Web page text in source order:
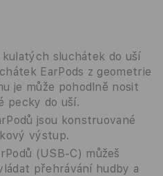
sluchátek do uší
EarPods z geometrie
je může pohodlně nosit
pecky do uší.
jsou konstruované
výstup.
(USB‑C) můžeš
přehrávání hudby a